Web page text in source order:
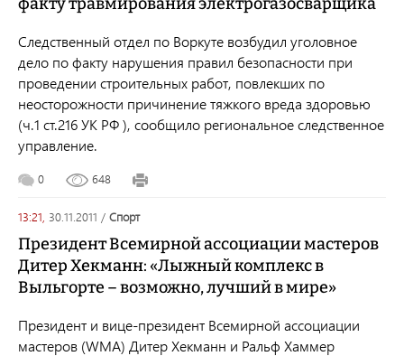
Следственный отдел по Воркуте возбудил уголовное
дело по факту нарушения правил безопасности при
проведении строительных работ, повлекших по
неосторожности причинение тяжкого вреда здоровью
(ч.1 ст.216 УК РФ ), сообщило региональное следственное
управление.
0 648
13:21, 30.11.2011 / спорт
Президент Всемирной ассоциации мастеров
Дитер Хекманн: «Лыжный комплекс в
Выльгорте – возможно, лучший в мире»
Президент и вице-президент Всемирной ассоциации
мастеров (WMA) Дитер Хекманн и Ральф Хаммер